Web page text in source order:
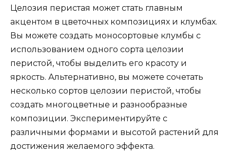
Целозия перистая может стать главным
акцентом в цветочных композициях и клумбах.
Вы можете создать моносортовые клумбы с
использованием одного сорта целозии
перистой, чтобы выделить его красоту и
яркость. Альтернативно, вы можете сочетать
несколько сортов целозии перистой, чтобы
создать многоцветные и разнообразные
композиции. Экспериментируйте с
различными формами и высотой растений для
достижения желаемого эффекта.